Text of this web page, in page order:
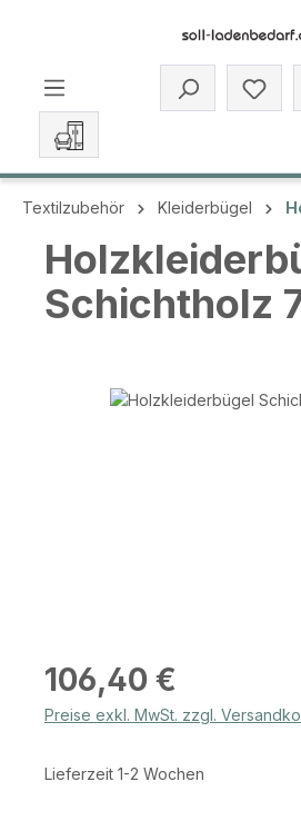
Du
Textilzubehör Kleiderbügel
Schichtholz
Bildergalerie überspringen
Regulärer Preis:
106,40 €
Preise exkl. MwSt. zzgl.
Lieferzeit 1-2 Wochen